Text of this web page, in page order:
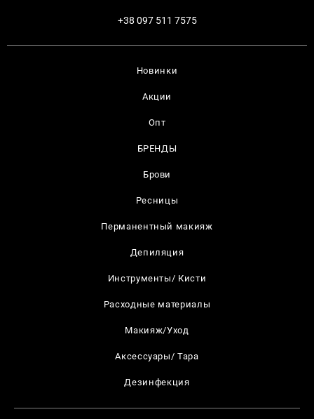
Новинки
Акции
Опт
БРЕНДЫ
Брови
Ресницы
Перманентный макияж
Депиляция
Инструменты/ Кисти
Расходные материалы
Макияж/Уход
Аксессуары/ Тара
Дезинфекция
+38 097 511 7575